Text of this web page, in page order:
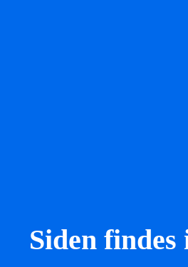
Siden